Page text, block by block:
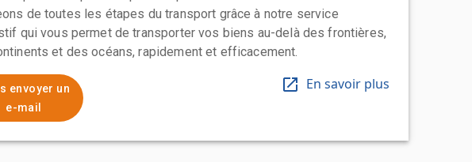
de toutes les étapes du transport grâce à notre service
qui vous permet de transporter vos biens au-delà des frontières,
et des océans, rapidement et efficacement.
envoyer un
e-mail
En savoir plus